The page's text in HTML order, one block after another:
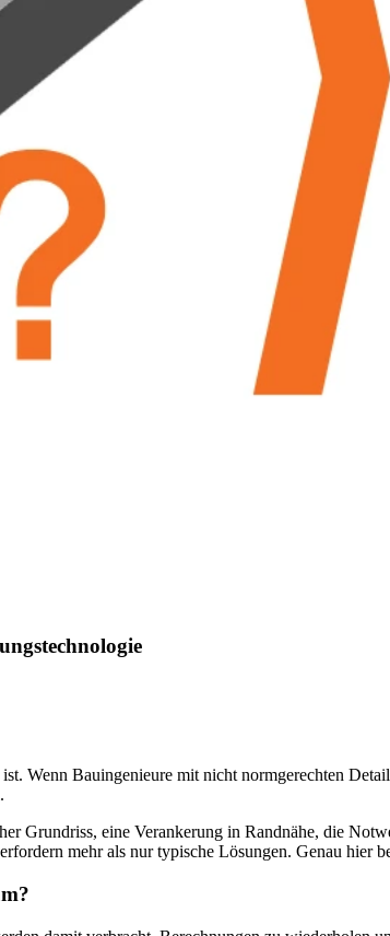
Wenn Bauingenieure mit nicht normgerechten
Grundriss, eine Verankerung in Randnähe, die
mehr als nur typische Lösungen. Genau hier